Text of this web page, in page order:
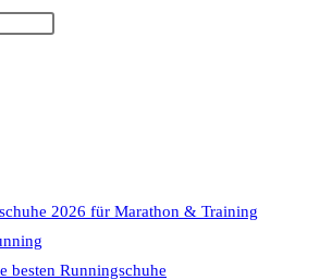
2026 für Marathon & Training
besten Runningschuhe